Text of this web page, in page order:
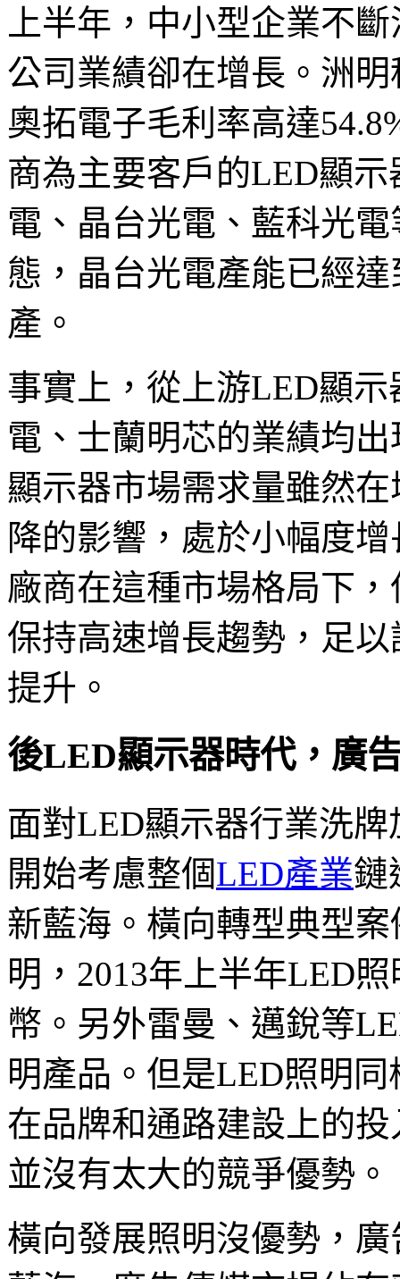
上半年，中小型企業不
公司業績卻在增長。洲
奧拓電子毛利率高達
商為主要客戶的LED顯
電、晶台光電、藍科光
態，晶台光電產能已經
產。
事實上，從上游LED顯
電、士蘭明芯的業績均
顯示器市場需求量雖然
降的影響，處於小幅度
廠商在這種市場格局下
保持高速增長趨勢，足
提升。
後LED顯示器時代，廣
面對LED顯示器行業洗
開始考慮整個LED產業鏈
新藍海。橫向轉型典型
明，2013年上半年LED
幣。另外雷曼、邁銳等
明產品。但是LED照明
在品牌和通路建設上的
並沒有太大的競爭優勢。
橫向發展照明沒優勢，